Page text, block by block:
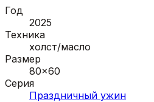
Год
2025
Техника
холст/масло
Размер
80x60
Серия
Праздничный ужин